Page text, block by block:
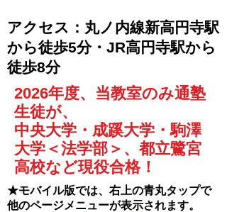
​アクセス：丸ノ内線新高円寺駅
から徒歩5分・JR高円寺駅から
徒歩8分
2026年度、当教室のみ通塾
生徒が、
中央大学・成蹊大学・駒澤
大学＜法学部＞、都立鷺宮
高校など現役合格！
★モバイル版では、右上の青丸タップで
他のページメニューが表示されます。